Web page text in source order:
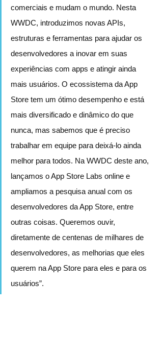
comerciais e mudam o mundo. Nesta
WWDC, introduzimos novas APIs,
estruturas e ferramentas para ajudar os
desenvolvedores a inovar em suas
experiências com apps e atingir ainda
mais usuários. O ecossistema da App
Store tem um ótimo desempenho e está
mais diversificado e dinâmico do que
nunca, mas sabemos que é preciso
trabalhar em equipe para deixá-lo ainda
melhor para todos. Na WWDC deste ano,
lançamos o App Store Labs online e
ampliamos a pesquisa anual com os
desenvolvedores da App Store, entre
outras coisas. Queremos ouvir,
diretamente de centenas de milhares de
desenvolvedores, as melhorias que eles
querem na App Store para eles e para os
usuários”.